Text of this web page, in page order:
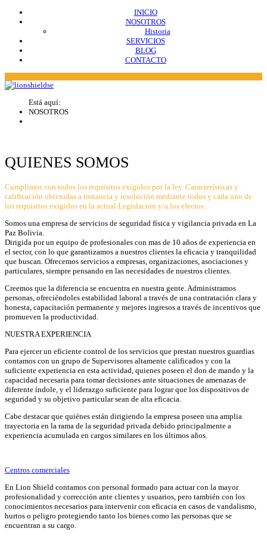
INICIO
NOSOTROS
Historia
SERVICIOS
BLOG
CONTACTO
Está aquí:
NOSOTROS
QUIENES SOMOS
Cumplimos con todos los requisitos exigidos por la ley. Características y
calificación obtenidas a instancia y resolución mediante todos y cada uno de
los requisitos exigidos en la actual Legislación y/a los efectos.
Somos una empresa de servicios de seguridad física y vigilancia privada en La
Paz Bolivia.
Dirigida por un equipo de profesionales con mas de 10 años de experiencia en
el sector, con lo que garantizamos a nuestros clientes la eficacia y tranquilidad
que buscan. Ofrecemos servicios a empresas, organizaciones, asociaciones y
particulares, siempre pensando en las necesidades de nuestros clientes.
Creemos que la diferencia se encuentra en nuestra gente. Administramos
personas, ofreciéndoles estabilidad laboral a través de una contratación clara y
honesta, capacitación permanente y mejores ingresos a través de incentivos que
promueven la productividad.
NUESTRA EXPERIENCIA
Para ejercer un eficiente control de los servicios que prestan nuestros guardias
contamos con un grupo de Supervisores altamente calificados y con la
suficiente experiencia en esta actividad, quienes poseen el don de mando y la
capacidad necesaria para tomar decisiones ante situaciones de amenazas de
diferente índole, y el liderazgo suficiente para lograr que los dispositivos de
seguridad y su objetivo particular sean de alta eficacia.
Cabe destacar que quiénes están dirigiendo la empresa poseen una amplia
trayectoria en la rama de la seguridad privada debido principalmente a
experiencia acumulada en cargos similares en los últimos años.
Centros comerciales
En Lion Shield contamos con personal formado para actuar con la mayor
profesionalidad y corrección ante clientes y usuarios, pero también con los
conocimientos necesarios para intervenir con eficacia en casos de vandalismo,
hurtos o peligro protegiendo tanto los bienes como las personas que se
encuentran a su cargo.